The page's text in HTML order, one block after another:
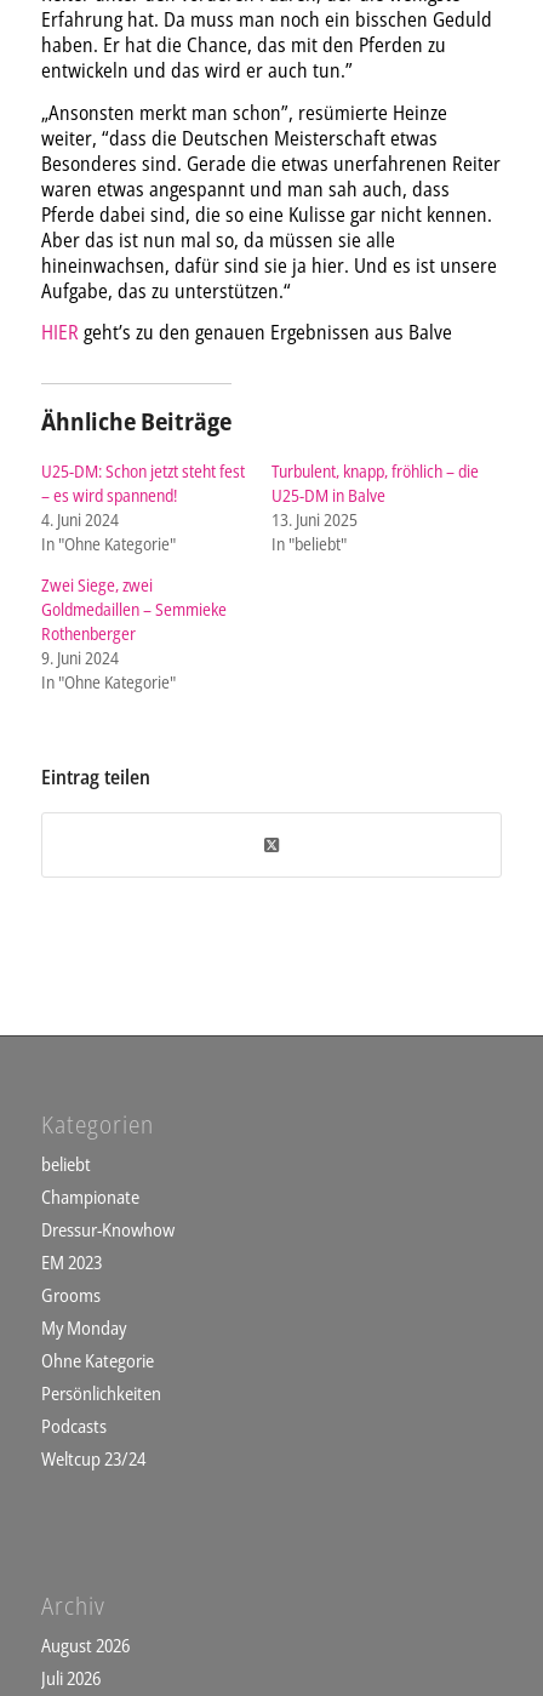
Erfahrung hat. Da muss man noch ein bisschen Geduld
haben. Er hat die Chance, das mit den Pferden zu
entwickeln und das wird er auch tun.”
„Ansonsten merkt man schon”, resümierte Heinze
weiter, “dass die Deutschen Meisterschaft etwas
Besonderes sind. Gerade die etwas unerfahrenen Reiter
waren etwas angespannt und man sah auch, dass
Pferde dabei sind, die so eine Kulisse gar nicht kennen.
Aber das ist nun mal so, da müssen sie alle
hineinwachsen, dafür sind sie ja hier. Und es ist unsere
Aufgabe, das zu unterstützen.“
HIERgeht’s zu den genauen Ergebnissen aus Balve
Ähnliche Beiträge
U25-DM: Schon jetzt steht fest
– es wird spannend!
4. Juni 2024
In "Ohne Kategorie"
Turbulent, knapp, fröhlich – die
U25-DM in Balve
13. Juni 2025
In "beliebt"
Zwei Siege, zwei
Goldmedaillen – Semmieke
Rothenberger
9. Juni 2024
In "Ohne Kategorie"
Eintrag teilen
Kategorien
beliebt
Championate
Dressur-Knowhow
EM 2023
Grooms
My Monday
Ohne Kategorie
Persönlichkeiten
Podcasts
Weltcup 23/24
Archiv
August 2026
Juli 2026